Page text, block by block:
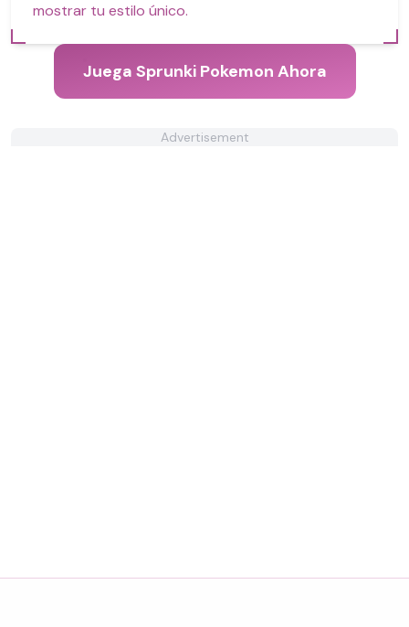
mostrar tu estilo único.
Juega Sprunki Pokemon Ahora
Advertisement